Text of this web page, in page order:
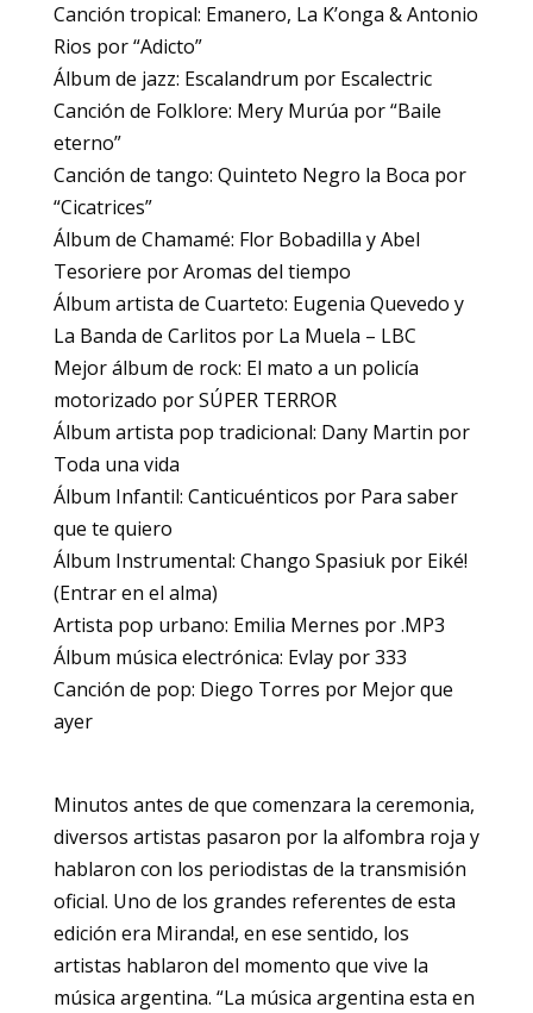
Canción tropical: Emanero, La K’onga & Antonio
Rios por “Adicto”
Álbum de jazz: Escalandrum por Escalectric
Canción de Folklore: Mery Murúa por “Baile
eterno”
Canción de tango: Quinteto Negro la Boca por
“Cicatrices”
Álbum de Chamamé: Flor Bobadilla y Abel
Tesoriere por Aromas del tiempo
Álbum artista de Cuarteto: Eugenia Quevedo y
La Banda de Carlitos por La Muela – LBC
Mejor álbum de rock: El mato a un policía
motorizado por SÚPER TERROR
Álbum artista pop tradicional: Dany Martin por
Toda una vida
Álbum Infantil: Canticuénticos por Para saber
que te quiero
Álbum Instrumental: Chango Spasiuk por Eiké!
(Entrar en el alma)
Artista pop urbano: Emilia Mernes por .MP3
Álbum música electrónica: Evlay por 333
Canción de pop: Diego Torres por Mejor que
ayer
Minutos antes de que comenzara la ceremonia,
diversos artistas pasaron por la alfombra roja y
hablaron con los periodistas de la transmisión
oficial. Uno de los grandes referentes de esta
edición era Miranda!, en ese sentido, los
artistas hablaron del momento que vive la
música argentina. “La música argentina esta en